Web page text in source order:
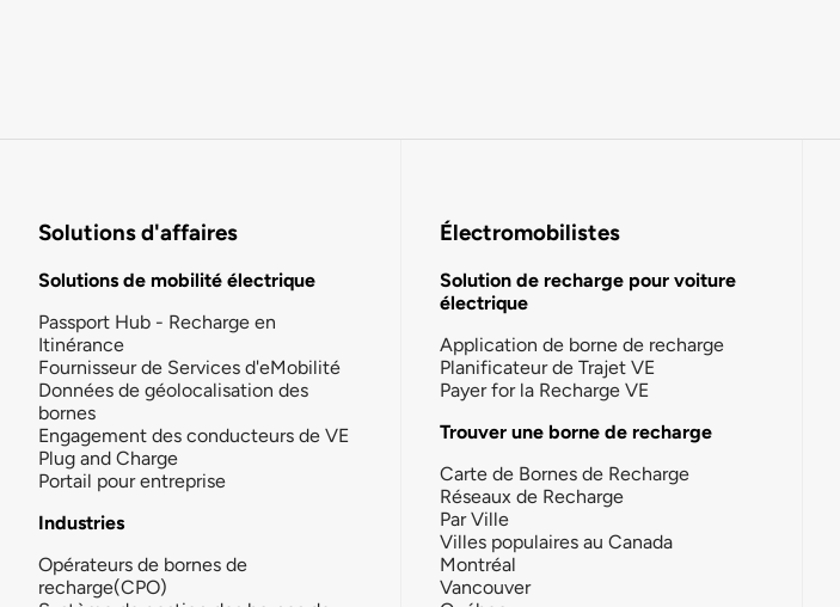
Solutions d'affaires
Solutions de mobilité électrique
Passport Hub - Recharge en
Itinérance
Fournisseur de Services d'eMobilité
Données de géolocalisation des
bornes
Engagement des conducteurs de VE
Plug and Charge
Portail pour entreprise
Industries
Opérateurs de bornes de
recharge(CPO)
Électromobilistes
Solution de recharge pour voiture
électrique
Application de borne de recharge
Planificateur de Trajet VE
Payer for la Recharge VE
Trouver une borne de recharge
Carte de Bornes de Recharge
Réseaux de Recharge
Par Ville
Villes populaires au Canada
Montréal
Vancouver